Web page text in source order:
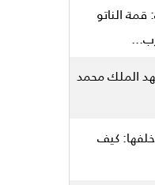
قمة الناتو
الملك محمد
كيف